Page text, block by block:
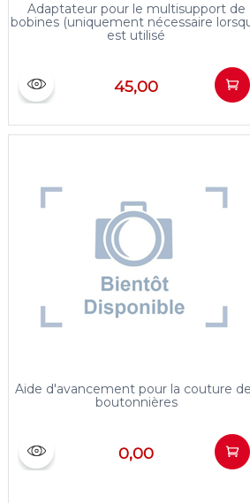
Adaptateur pour le multisupport de
bobines (uniquement nécessaire
est utilisé
45,00
Aide d'avancement pour la couture
boutonnières
0,00